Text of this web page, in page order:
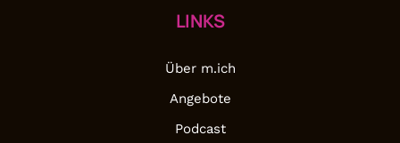
LINKS
Über m.ich
Angebote
Podcast